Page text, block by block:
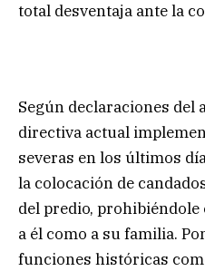
total desventaja ante la
Según declaraciones del
directiva actual
severas en los últimos
la colocación de
del predio, prohibiéndole
a él como a su familia.
funciones históricas